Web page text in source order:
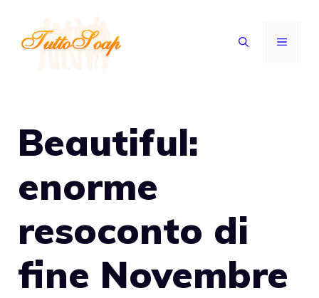
contenuto
MENU
Beautiful:
enorme
resoconto di
fine Novembre